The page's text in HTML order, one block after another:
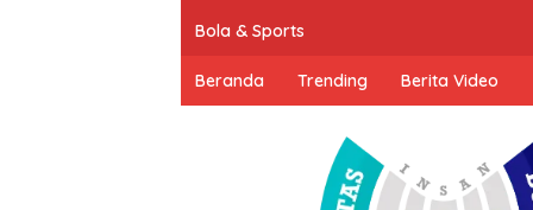
Bola & Sports
Beranda Trending Berita Video